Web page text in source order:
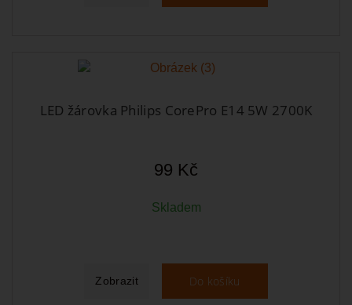
LED žárovka Philips CorePro E14 5W 2700K
99 Kč
Skladem
Zobrazit Do košíku